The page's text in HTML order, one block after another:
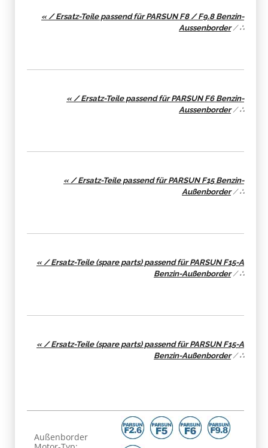
« / Ersatz-Teile passend für PARSUN F8 / F9.8 Benzin-
Aussenborder/∴
« / Ersatz-Teile passend für PARSUN F6 Benzin-
Aussenborder/∴
« / Ersatz-Teile passend für PARSUN F15 Benzin-
Außenborder/∴
« / Ersatz-Teile (spare parts) passend für PARSUN F15-A
Benzin-Außenborder/∴
« / Ersatz-Teile (spare parts) passend für PARSUN F15-A
Benzin-Außenborder/∴
Außenborder